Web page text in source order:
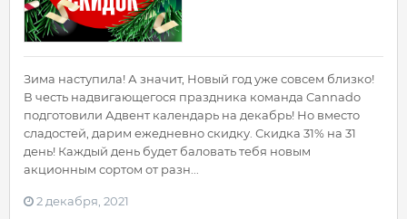
Зима наступила! А значит, Новый год уже совсем близко!
В честь надвигающегося праздника команда Cannado
подготовили Адвент календарь на декабрь! Но вместо
сладостей, дарим ежедневно скидку. Скидка 31% на 31
день! Каждый день будет баловать тебя новым
акционным сортом от разн...
2 декабря, 2021